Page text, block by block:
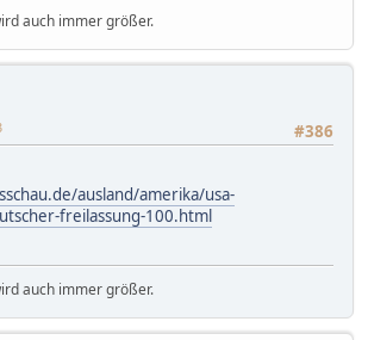
auch immer größer.
#386
ausland/amerika/usa-
freilassung-100.html
auch immer größer.